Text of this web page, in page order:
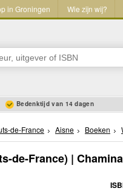
in Groningen Wie zijn wij?
Bedenktijd van 14 dagen
de-France Aisne Boeken
de-France) | Chamina